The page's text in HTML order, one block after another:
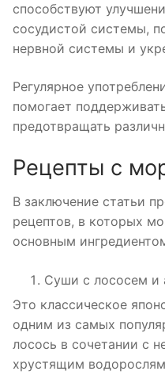
способствуют
сосудистой системы,
нервной системы и
Регулярное
помогает
предотвращать
Рецепты с
В заключение статьи
рецептов, в которых
основным
Суши с лососем и
Это классическое
одним из самых
лосось в сочетании с
хрустящим